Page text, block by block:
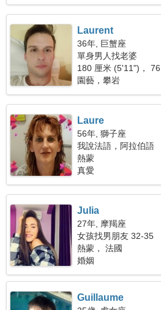
Laurent
36年, 巨蟹座
單身男人找老婆
180 厘米 (5'11")，
園藝，攀岩
Laure
56年, 獅子座
我說法語，阿拉伯語
熱蒙
真愛
Julia
27年, 摩羯座
女孩找男朋友 32-35
熱蒙， 法國
婚姻
Guillaume